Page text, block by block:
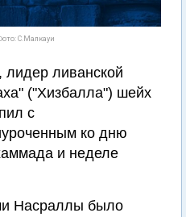
С.Малкауи
ливанской
("Хизбалла") шейх
с
ко дню
и неделе
Насраллы было